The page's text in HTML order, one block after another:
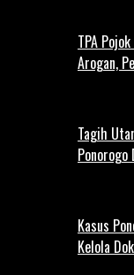
TPA
Arogan,
Tagih
Kasus
Kelola